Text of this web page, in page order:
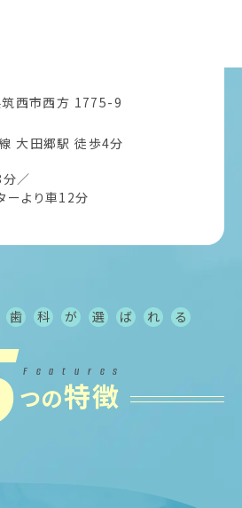
西市西方 1775-9
大田郷駅 徒歩4分
／
ーより車12分
歯 科 が 選 ば れ る
Features
つの特徴